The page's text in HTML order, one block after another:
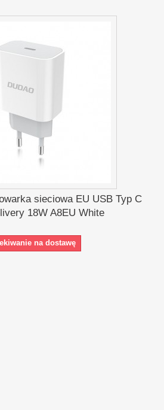
sieciowa EU USB Typ C
18W A8EU White
na dostawę